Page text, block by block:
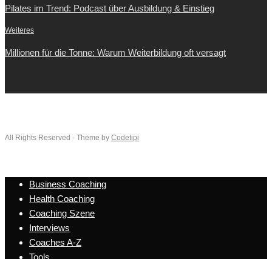
Pilates im Trend: Podcast über Ausbildung & Einstieg
Weiteres
Millionen für die Tonne: Warum Weiterbildung oft versagt
All Rights Reserved - Theme by Codetipi
Business Coaching
Health Coaching
Coaching Szene
Interviews
Coaches A-Z
Tools